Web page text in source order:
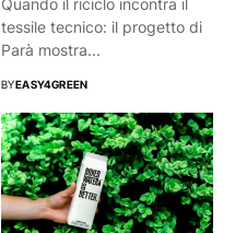
tessile tecnico: il progetto di
Parà mostra...
BYEASY4GREEN